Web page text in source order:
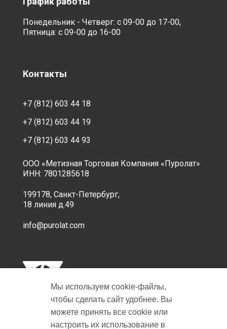
Понедельник - Четверг: с 09-00 до 17-00,
Пятница: с 09-00 до 16-00
Контакты
+7 (812) 603 44 18
+7 (812) 603 44 19
+7 (812) 603 44 93
ООО «Метизная Торговая Компания «Пуролат»
ИНН: 7801285618
199178, Санкт-Петербург,
18 линия д.49
info@purolat.com
Мы используем cookie‑файлы,
чтобы сделать сайт удобнее. Вы
можете принять все cookie или
настроить их использование в